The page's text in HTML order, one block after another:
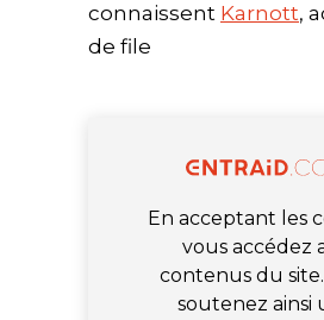
connaissent Karnott,
de file
En acceptant les
vous accédez
contenus du
soutenez ainsi